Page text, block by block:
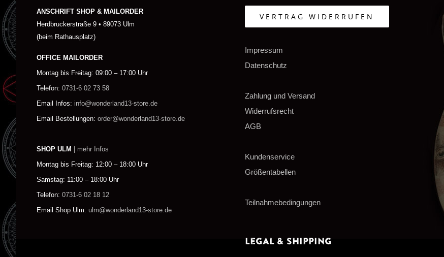
ANSCHRIFT SHOP & MAILORDER
Herdbruckerstraße 9 • 89073 Ulm
(beim Rathausplatz)
OFFICE MAILORDER
Montag bis Freitag: 09:00 – 17:00 Uhr
Telefon: 0731-6 02 73 58
Email Infos: info@wonderland13-store.de
Email Bestellungen: order@wonderland13-store.de
SHOP ULM | mehr Infos
Montag bis Freitag: 12:00 – 18:00 Uhr
Samstag: 11:00 – 18:00 Uhr
Telefon: 0731-6 02 18 12
Email Shop Ulm: ulm@wonderland13-store.de
VERTRAG WIDERRUFEN
Impressum
Datenschutz
Zahlung und Versand
Widerrufsrecht
AGB
Kundenservice
Größentabellen
Teilnahmebedingungen
Legal & Shipping